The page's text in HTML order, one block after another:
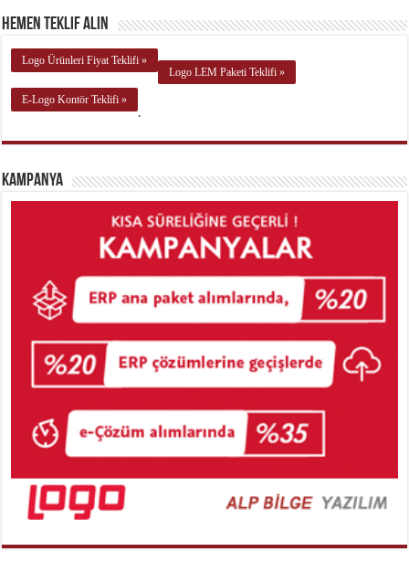
Hemen Teklif Alın
Logo Ürünleri Fiyat Teklifi »
Logo LEM Paketi Teklifi »
E-Logo Kontör Teklifi »
.
Kampanya